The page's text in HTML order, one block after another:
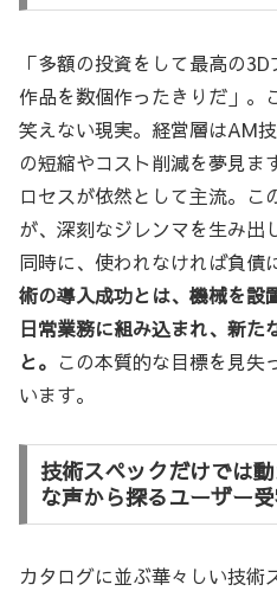
「多額の投資をして最高の
作品を数個作ったきりだ」。
笑えない現実。経営層はAM
の短縮やコスト削減を夢見ま
ロセスが依然として主流。こ
が、深刻なジレンマを生み出
同時に、使われなければ負債
術の導入成功とは、機械を設
日常業務に組み込まれ、新た
と。 この本質的な目標を見失
います。
技術スペックだけでは
な声から探るユーザー
カタログに並ぶ華々しい技術